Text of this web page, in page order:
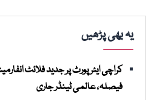
یہ بھی پڑھیں
کراچی ایئرپورٹ پر جدید فلائٹ
فیصلہ، عالمی ٹینڈر جاری